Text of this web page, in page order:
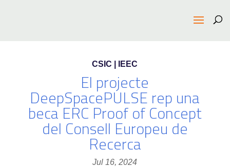
CSIC | IEEC
El projecte
DeepSpacePULSE rep una
beca ERC Proof of Concept
del Consell Europeu de
Recerca
Jul 16, 2024